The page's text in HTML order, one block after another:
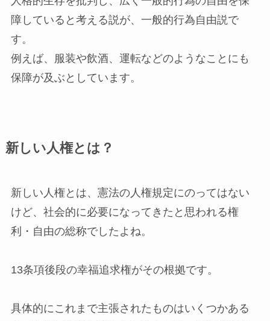
障していると考える説が、一般的行為自由説で
す。
例えば、服装や飲酒、運転などのようなことにも
保障が及ぶとしています。
新しい人権とは？
新しい人権とは、憲法の人権規定にのってはない
けど、社会的に必要になってきたと思われる権
利・自由の総称でしたよね。
13条項後段の幸福追求権がその根拠です。
具体的にこれまで主張されたものはいくつかある